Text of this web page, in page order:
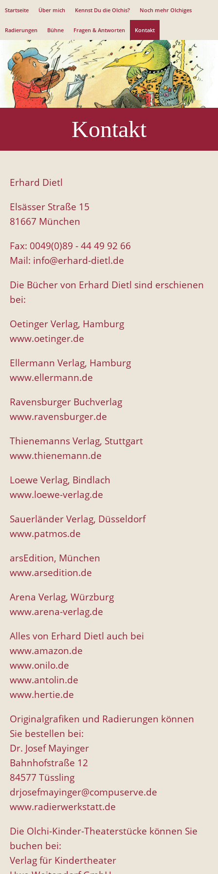
Jump to navigation
Startseite Über mich Kennst Du die Olchis? Noch mehr Olchiges
Radierungen Bühne Fragen & Antworten Kontakt
Kontakt
Erhard Dietl
Elsässer Straße 15
81667 München
Fax: 0049(0)89 - 44 49 92 66
Mail: info@erhard-dietl.de
Die Bücher von Erhard Dietl sind erschienen
bei:
Oetinger Verlag, Hamburg
www.oetinger.de
Ellermann Verlag, Hamburg
www.ellermann.de
Ravensburger Buchverlag
www.ravensburger.de
Thienemanns Verlag, Stuttgart
www.thienemann.de
Loewe Verlag, Bindlach
www.loewe-verlag.de
Sauerländer Verlag, Düsseldorf
www.patmos.de
arsEdition, München
www.arsedition.de
Arena Verlag, Würzburg
www.arena-verlag.de
Alles von Erhard Dietl auch bei
www.amazon.de
www.onilo.de
www.antolin.de
www.hertie.de
Originalgrafiken und Radierungen können
Sie bestellen bei:
Dr. Josef Mayinger
Bahnhofstraße 12
84577 Tüssling
drjosefmayinger@compuserve.de
www.radierwerkstatt.de
Die Olchi-Kinder-Theaterstücke können Sie
buchen bei:
Verlag für Kindertheater